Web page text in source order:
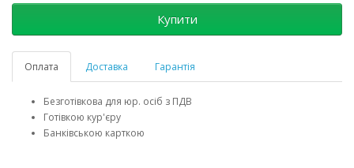
Купити
Оплата Доставка Гарантія
Безготівкова для юр. осіб з ПДВ
Готівкою кур'єру
Банківською карткою